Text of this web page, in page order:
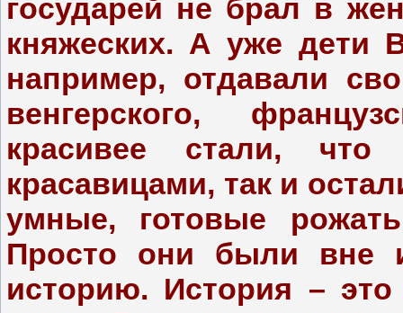
государей не брал в
княжеских. А уже дети
например, отдавали
венгерского,
красивее стали,
красавицами, так и
умные, готовые
Просто они были вне
историю. История –